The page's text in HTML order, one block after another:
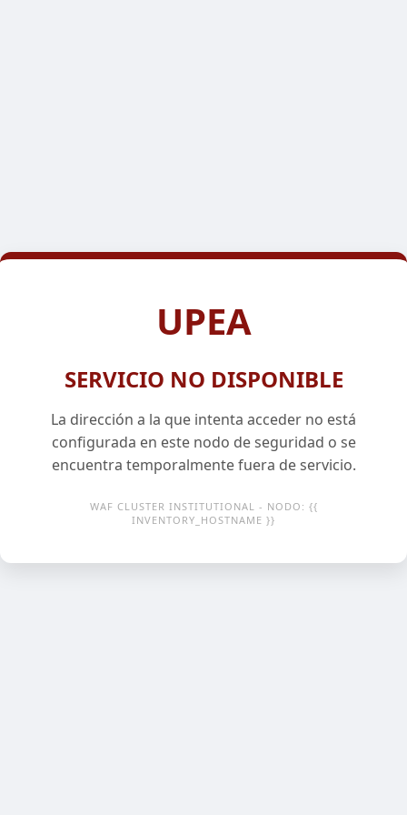
UPEA
SERVICIO NO DISPONIBLE
La dirección a la que intenta acceder no está
configurada en este nodo de seguridad o se
encuentra temporalmente fuera de servicio.
WAF CLUSTER INSTITUTIONAL - NODO: {{
INVENTORY_HOSTNAME }}